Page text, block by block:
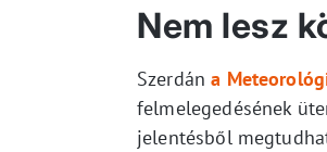
Nem lesz
Szerdána
felmelegedésének
jelentésből